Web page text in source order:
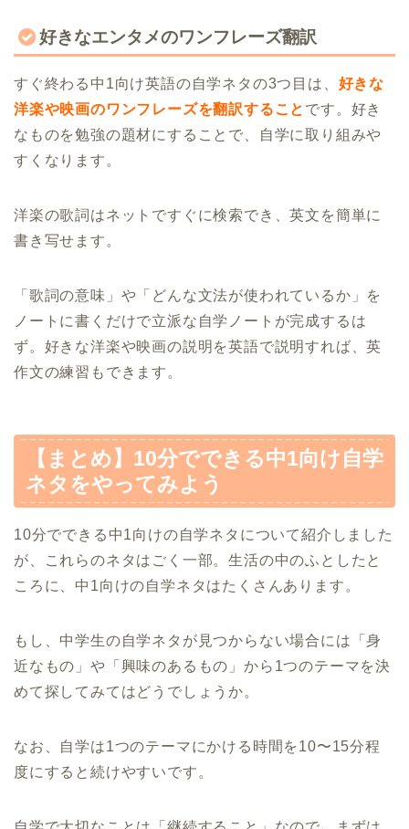
好きなエンタメのワンフレーズ翻訳
すぐ終わる中1向け英語の自学ネタの3つ目は、 好きな
洋楽や映画のワンフレーズを翻訳すること です。好き
なものを勉強の題材にすることで、自学に取り組みや
すくなります。
洋楽の歌詞はネットですぐに検索でき、英文を簡単に
書き写せます。
「歌詞の意味」や「どんな文法が使われているか」を
ノートに書くだけで立派な自学ノートが完成するは
ず。好きな洋楽や映画の説明を英語で説明すれば、英
作文の練習もできます。
【まとめ】10分でできる中1向け自学
ネタをやってみよう
10分でできる中1向けの自学ネタについて紹介しました
が、これらのネタはごく一部。生活の中のふとしたと
ころに、中1向けの自学ネタはたくさんあります。
もし、中学生の自学ネタが見つからない場合には「身
近なもの」や「興味のあるもの」から1つのテーマを決
めて探してみてはどうでしょうか。
なお、自学は1つのテーマにかける時間を10〜15分程
度にすると続けやすいです。